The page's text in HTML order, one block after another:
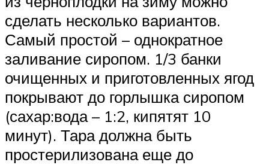
сделать несколько вариантов.
Самый простой – однократное
заливание сиропом. 1/3 банки
очищенных и приготовленных ягод
покрывают до горлышка сиропом
(сахар:вода – 1:2, кипятят 10
минут). Тара должна быть
простерилизована еще до